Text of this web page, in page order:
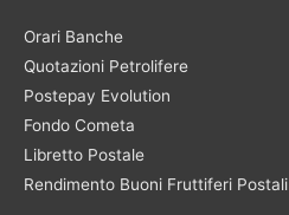
Orari Banche
Quotazioni Petrolifere
Postepay Evolution
Fondo Cometa
Libretto Postale
Rendimento Buoni Fruttiferi Postali